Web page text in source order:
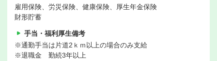
雇用保険、労災保険、健康保険、厚生年金保険
財形貯蓄
手当・福利厚生備考
※通勤手当は片道2ｋｍ以上の場合のみ支給
※退職金 勤続3年以上